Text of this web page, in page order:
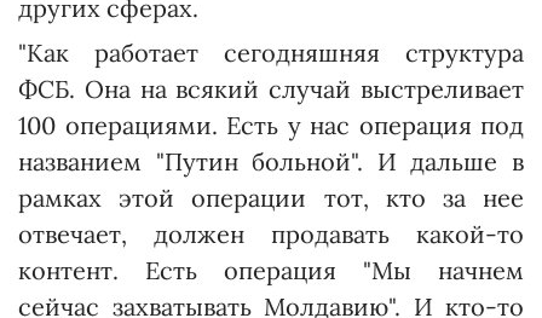
других сферах.
"Как работает сегодняшняя структура
ФСБ. Она на всякий случай выстреливает
100 операциями. Есть у нас операция под
названием "Путин больной". И дальше в
рамках этой операции тот, кто за нее
отвечает, должен продавать какой-то
контент. Есть операция "Мы начнем
сейчас захватывать Молдавию". И кто-то